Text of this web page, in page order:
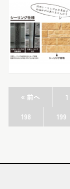
« 前へ 1
198 199